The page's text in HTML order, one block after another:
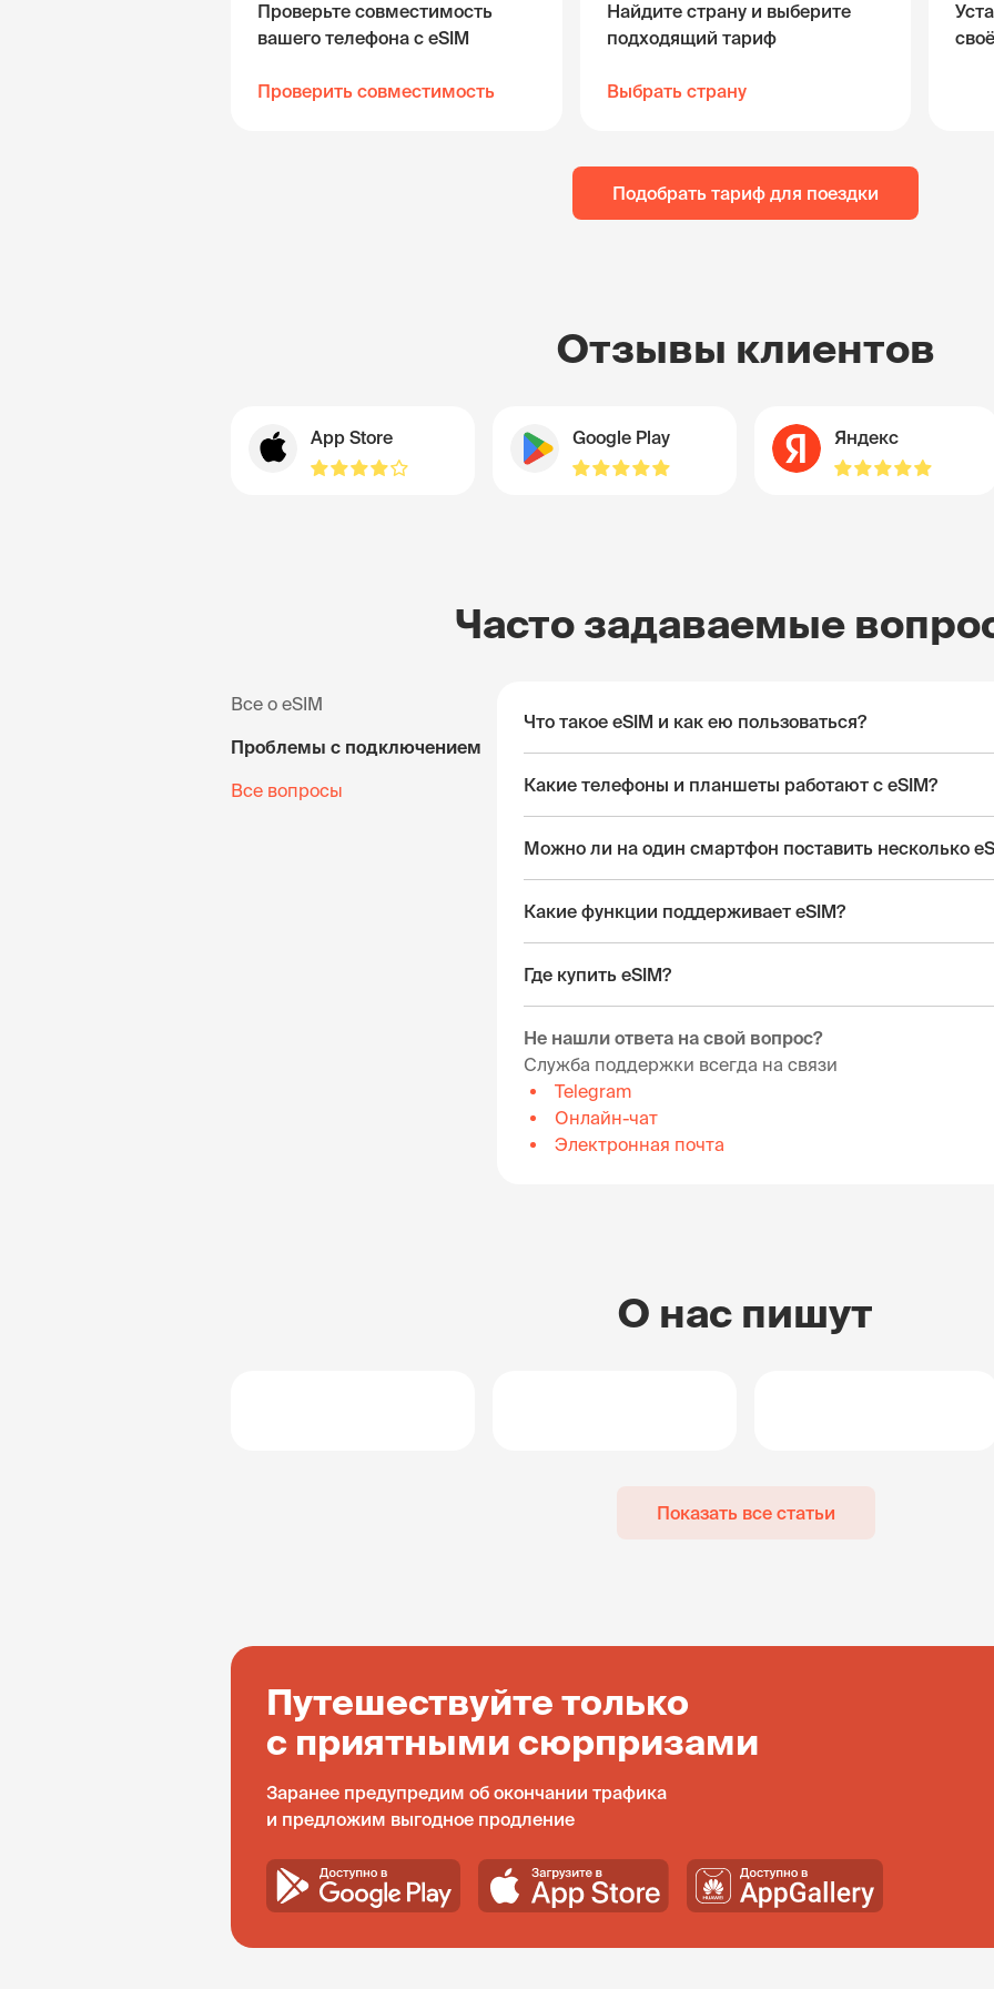
Проверьте совместимость
вашего телефона с eSIM
Проверить совместимость
Найдите страну и выберите
подходящий тариф
Выбрать страну
Подобрать тариф для поездки
Отзывы клиентов
App Store Google Play Яндекс
Часто задаваемые
Все о eSIM
Проблемы с подключением
Все вопросы
Что такое eSIM и как ею пользоваться?
Какие телефоны и планшеты работают с eSIM?
Можно ли на один смартфон поставить несколько
Какие функции поддерживает eSIM?
Где купить eSIM?
Не нашли ответа на свой вопрос?
Служба поддержки всегда на связи
Telegram
Онлайн-чат
Электронная почта
О нас пишут
Показать все статьи
Путешествуйте только
с приятными сюрпризами
Заранее предупредим об окончании трафика
и предложим выгодное продление